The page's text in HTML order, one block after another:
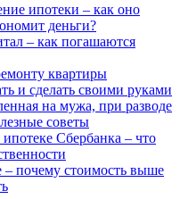
ипотеки – как оно
деньги?
– как погашаются
квартиры
и сделать своими руками
на мужа, при разводе
советы
Сбербанка – что
– почему стоимость выше